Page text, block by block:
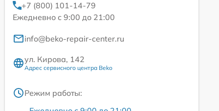
+7 (800) 101-14-79
Ежедневно с 9:00 до 21:00
info@beko-repair-center.ru
ул. Кирова, 142
Адрес сервисного центра Beko
Режим работы: